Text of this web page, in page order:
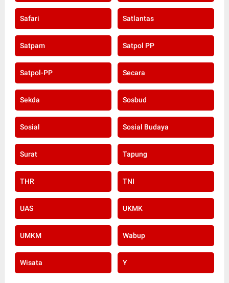
Safari Satlantas
Satpam Satpol PP
Satpol-PP Secara
Sekda Sosbud
Sosial Sosial Budaya
Surat Tapung
THR TNI
UAS UKMK
UMKM Wabup
Wisata Y